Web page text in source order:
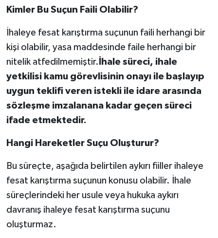
Kimler Bu Suçun Faili Olabilir?
İhaleye fesat karıştırma suçunun faili herhangi bir
kişi olabilir, yasa maddesinde faile herhangi bir
nitelik atfedilmemiştir. İhale süreci, ihale
yetkilisi kamu görevlisinin onayı ile başlayıp
uygun teklifi veren istekli ile idare arasında
sözleşme imzalanana kadar geçen süreci
ifade etmektedir.
Hangi Hareketler Suçu Oluşturur?
Bu süreçte, aşağıda belirtilen aykırı fiiller ihaleye
fesat karıştırma suçunun konusu olabilir. İhale
süreçlerindeki her usule veya hukuka aykırı
davranış ihaleye fesat karıştırma suçunu
oluşturmaz.